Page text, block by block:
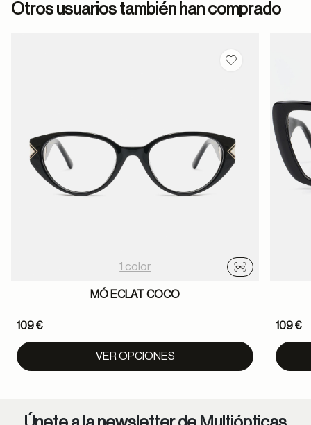
Otros usuarios también han comprado
Guardar en
1 color
Probador
MÓ ECLAT COCO
109 €
VER OPCIONES
109 €